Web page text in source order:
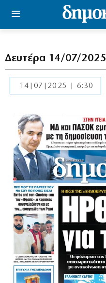
Δευτέρα 14/07/2025
14|07|2025 | 6:30